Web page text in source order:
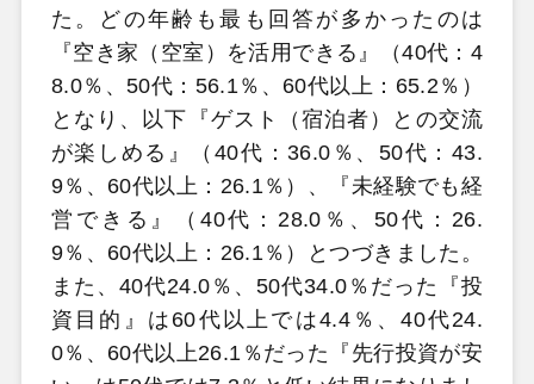
た。どの年齢も最も回答が多かったのは
『空き家（空室）を活用できる』（40代：4
8.0％、50代：56.1％、60代以上：65.2％）
となり、以下『ゲスト（宿泊者）との交流
が楽しめる』（40代：36.0％、50代：43.
9％、60代以上：26.1％）、『未経験でも経
営できる』（40代：28.0％、50代：26.
9％、60代以上：26.1％）とつづきました。
また、40代24.0％、50代34.0％だった『投
資目的』は60代以上では4.4％、40代24.
0％、60代以上26.1％だった『先行投資が安